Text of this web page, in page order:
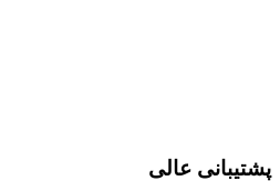
پشتیبانی عالی